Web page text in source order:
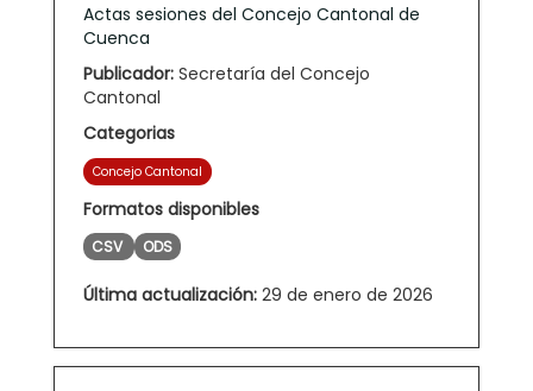
Actas sesiones del Concejo Cantonal de
Cuenca
Publicador: Secretaría del Concejo
Cantonal
Categorias
Concejo Cantonal
Formatos disponibles
CSV ODS
Última actualización: 29 de enero de 2026